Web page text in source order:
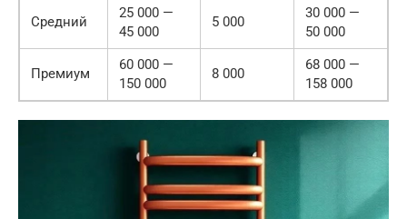
Средний
25 000 —
45 000
5 000
30 000 —
50 000
Премиум
60 000 —
150 000
8 000
68 000 —
158 000